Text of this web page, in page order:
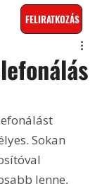
FELIRATKOZÁS
Sokan
lenne,